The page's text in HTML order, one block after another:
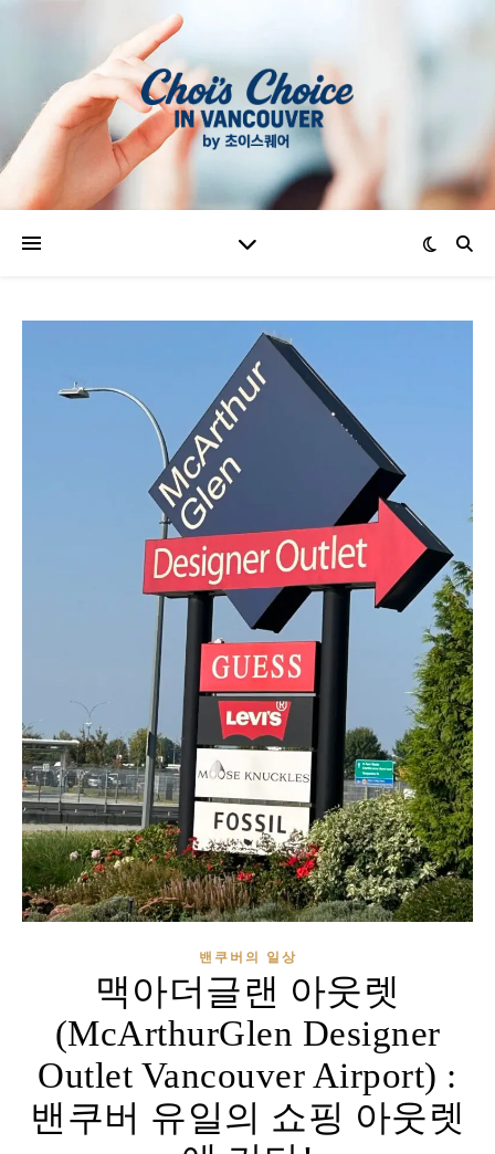
밴쿠버의 일상
맥아더글랜 아웃렛
(McArthurGlen Designer
Outlet Vancouver Airport) :
밴쿠버 유일의 쇼핑 아웃렛